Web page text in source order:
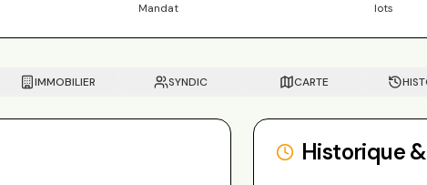
Mandat lots
IMMOBILIER SYNDIC CARTE
Historique